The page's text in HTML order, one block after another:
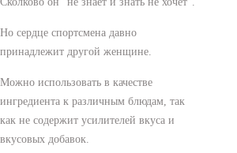
Но сердце спортсмена давно
принадлежит другой женщине.
Можно использовать в качестве
ингредиента к различным блюдам, так
как не содержит усилителей вкуса и
вкусовых добавок.